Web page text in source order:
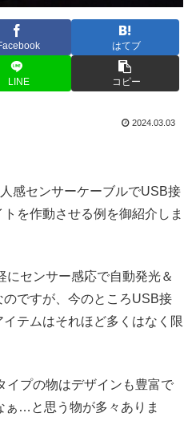
はてブ
LINE コピー
2024.03.03
感センサーケーブルでUSB接
を作動させる例を御紹介しま
にセンサー感応で自動発光＆
ですが、今のところUSB接
テムはそれほど多くはなく限
イプの物はデザインも豊富で
ぁ…と思う物が多々ありま